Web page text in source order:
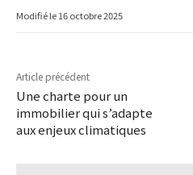
Modifié le16 octobre 2025
Article précédent
Une charte pour un
immobilier qui s’adapte
aux enjeux climatiques